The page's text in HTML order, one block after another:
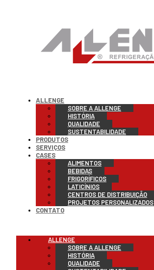
ALLENGE
SOBRE A ALLENGE
HISTÓRIA
QUALIDADE
SUSTENTABILIDADE
PRODUTOS
SERVIÇOS
CASES
ALIMENTOS
BEBIDAS
FRIGORÍFICOS
LATICÍNIOS
CENTROS DE DISTRIBUIÇÃO
PROJETOS PERSONALIZADOS
CONTATO
ALLENGE
SOBRE A ALLENGE
HISTÓRIA
QUALIDADE